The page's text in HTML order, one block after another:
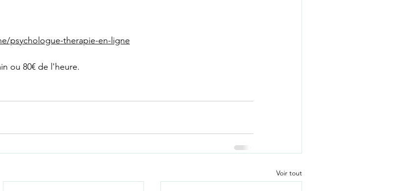
psychologue-therapie-en-ligne
ou 80€ de l'heure.
Voir tout